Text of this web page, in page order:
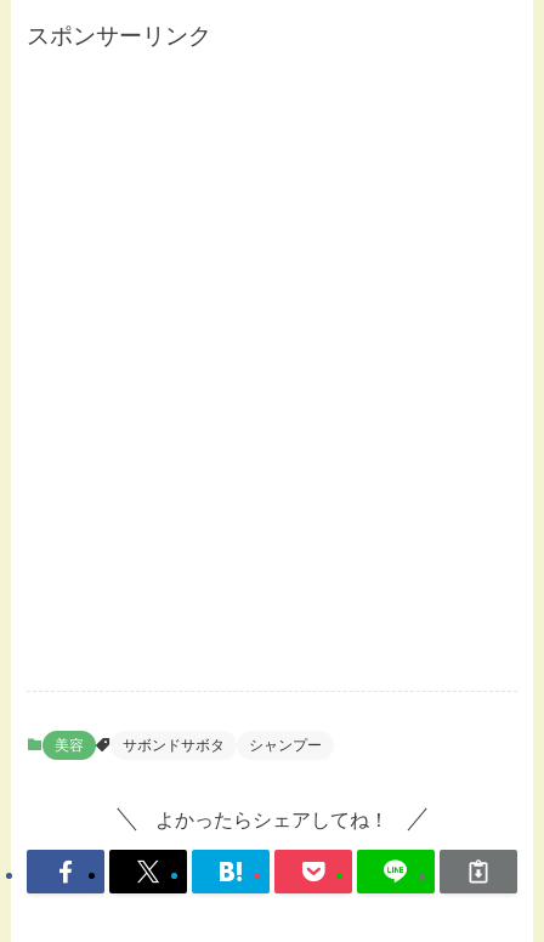
スポンサーリンク
美容 サボンドサボタ シャンプー
よかったらシェアしてね！